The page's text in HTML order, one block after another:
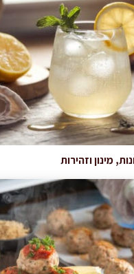
מינון וזהירות